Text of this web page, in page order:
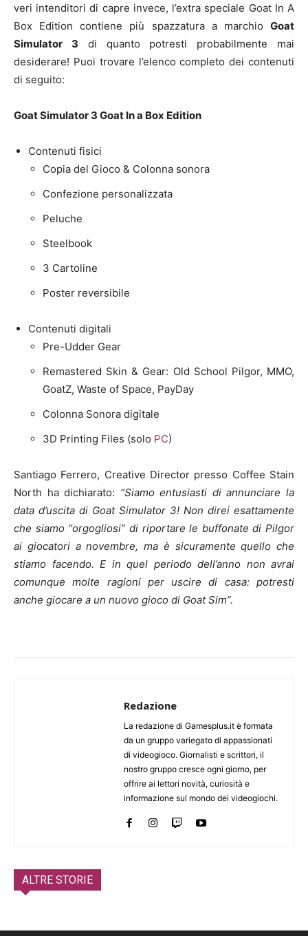
veri intenditori di capre invece, l’extra speciale Goat In A
Box Edition contiene più spazzatura a marchio Goat
Simulator 3 di quanto potresti probabilmente mai
desiderare! Puoi trovare l’elenco completo dei contenuti
di seguito:
Goat Simulator 3 Goat In a Box Edition
Contenuti fisici
Copia del Gioco & Colonna sonora
Confezione personalizzata
Peluche
Steelbook
3 Cartoline
Poster reversibile
Contenuti digitali
Pre-Udder Gear
Remastered Skin & Gear: Old School Pilgor, MMO,
GoatZ, Waste of Space, PayDay
Colonna Sonora digitale
3D Printing Files (solo PC)
Santiago Ferrero, Creative Director presso Coffee Stain
North ha dichiarato: “Siamo entusiasti di annunciare la
data d’uscita di Goat Simulator 3! Non direi esattamente
che siamo “orgogliosi” di riportare le buffonate di Pilgor
ai giocatori a novembre, ma è sicuramente quello che
stiamo facendo. E in quel periodo dell’anno non avrai
comunque molte ragioni per uscire di casa: potresti
anche giocare a un nuovo gioco di Goat Sim”.
Redazione
La redazione di Gamesplus.it è formata
da un gruppo variegato di appassionati
di videogioco. Giornalisti e scrittori, il
nostro gruppo cresce ogni giorno, per
offrire ai lettori novità, curiosità e
informazione sul mondo dei videogiochi.
ALTRE STORIE